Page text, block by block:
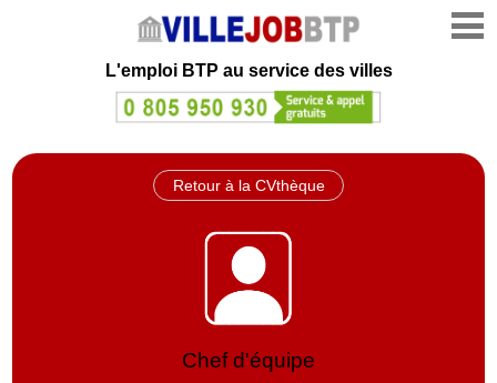
L'emploi BTP au service des villes
Retour à la CVthèque
Chef d'équipe